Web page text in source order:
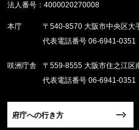
法人番号：4000020270008
本庁
〒540-8570 大阪市中央区大
代表電話番号 06-6941-0351
咲洲庁舎
〒559-8555 大阪市住之江区
代表電話番号 06-6941-0351
府庁への行き方